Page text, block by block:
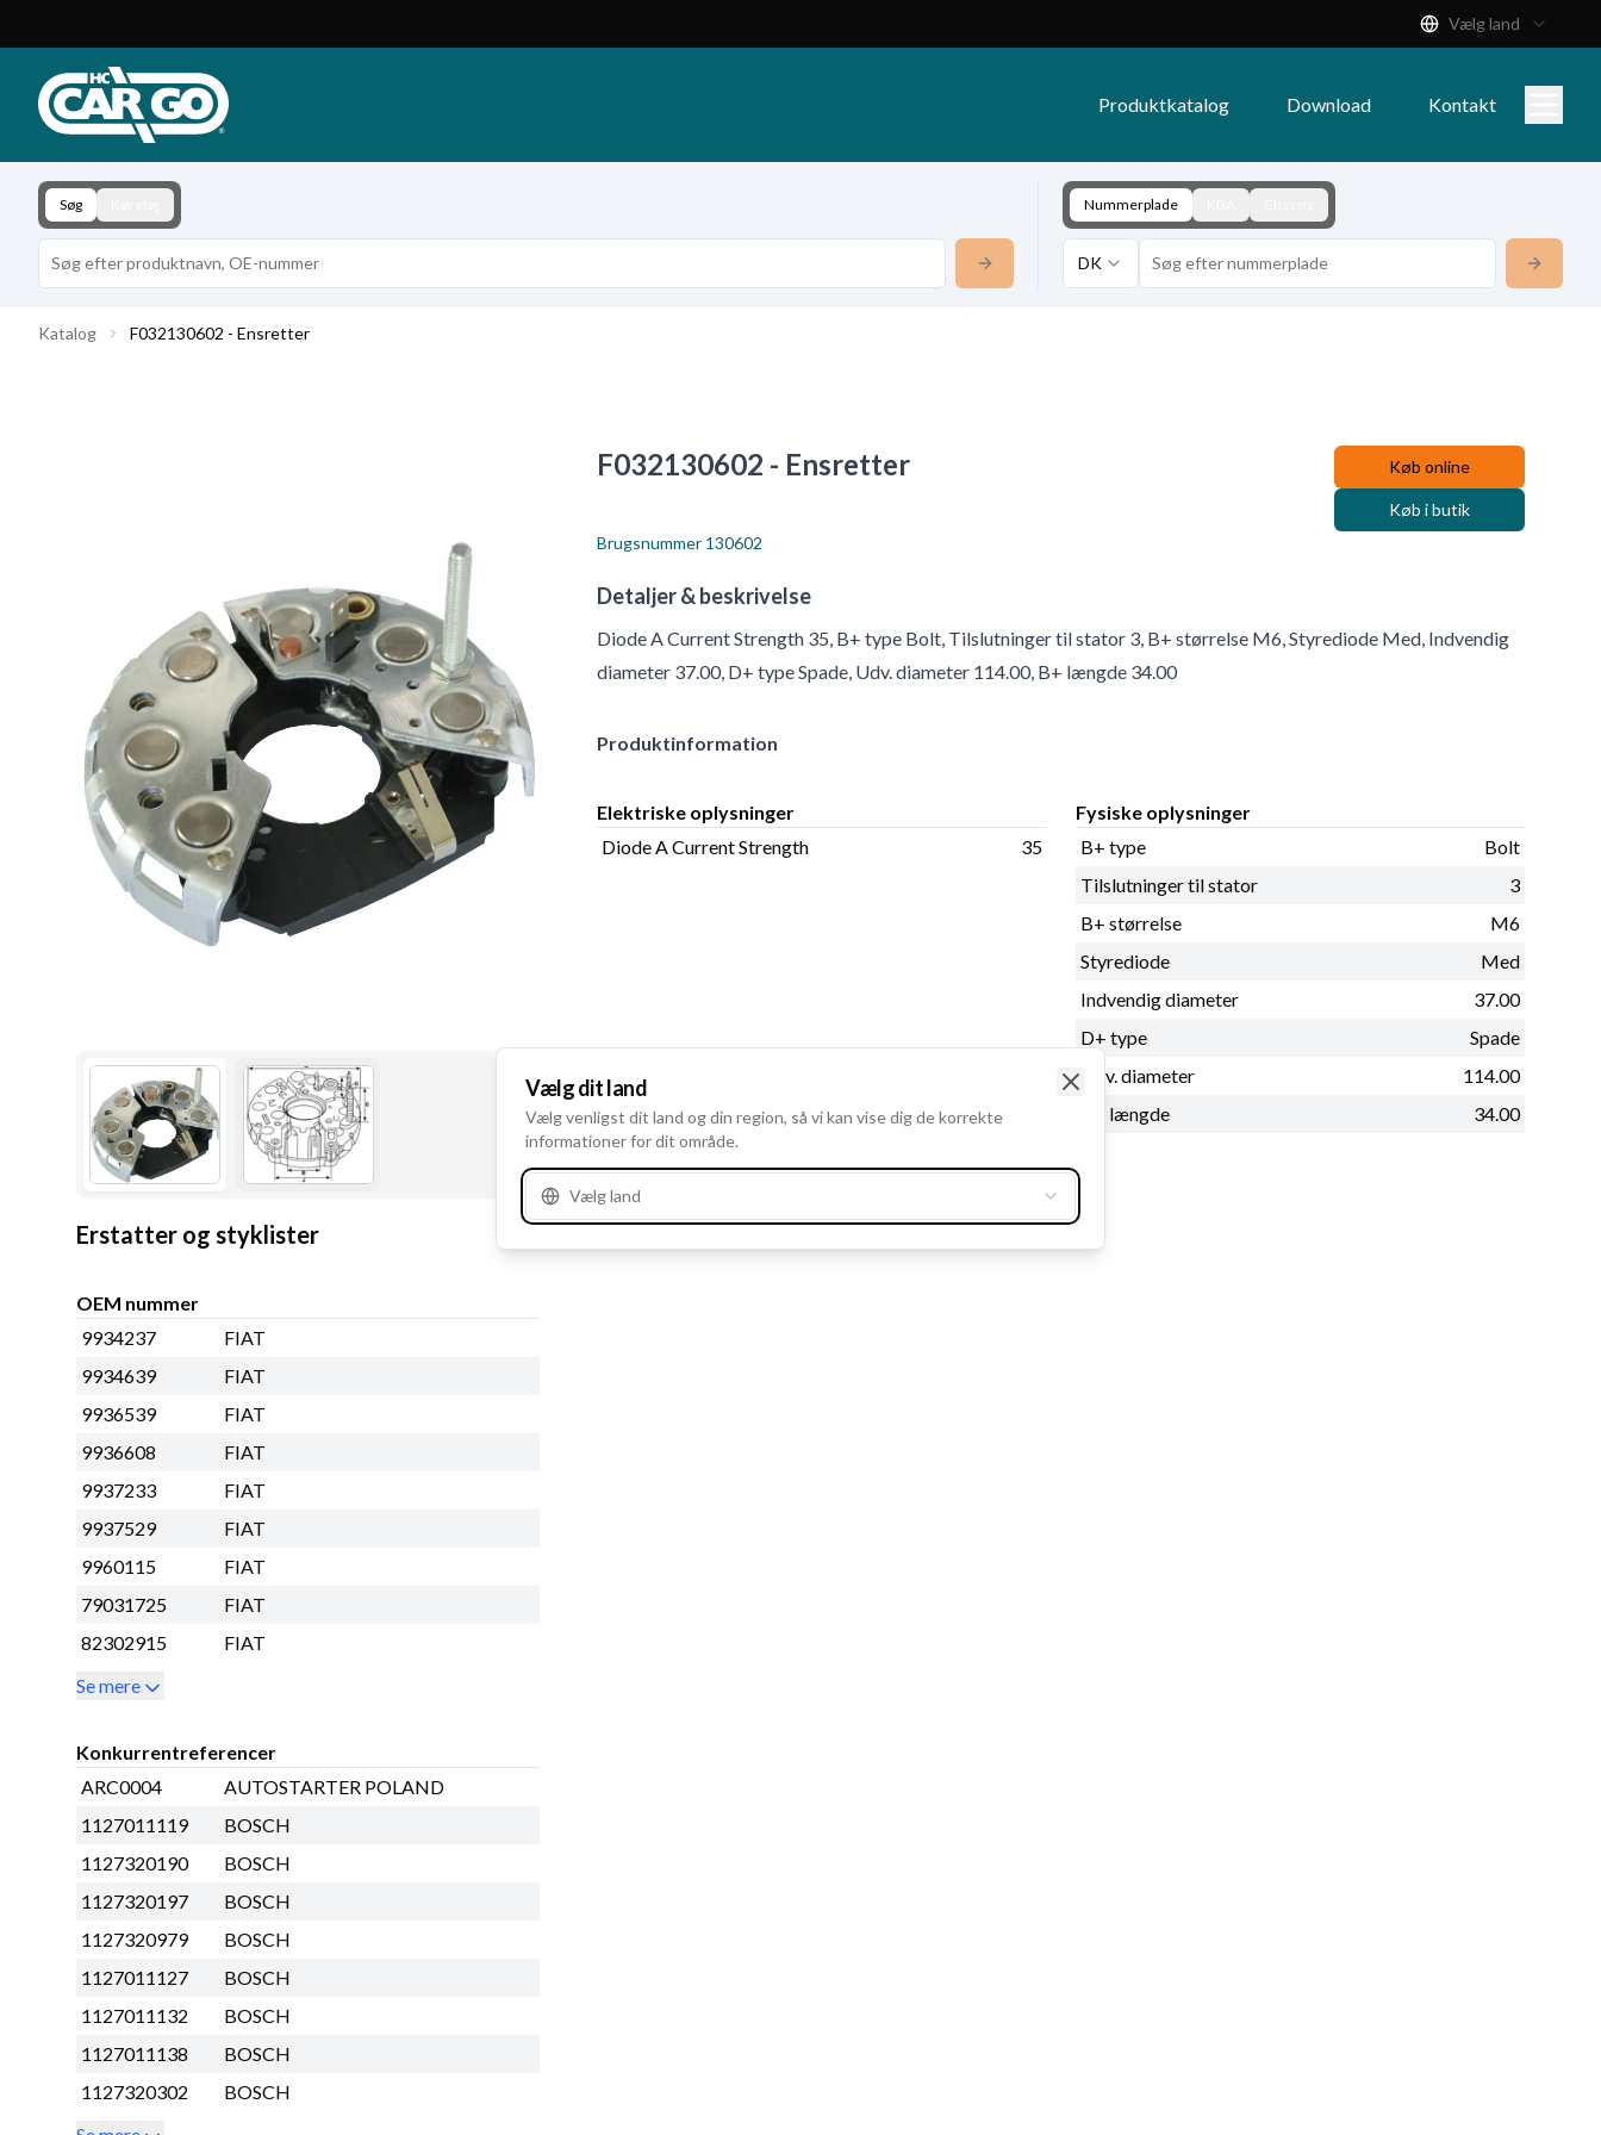
Download
Kontakt
Vælg land
Produktkatalog Download Kontakt
Søg Nummerplade
DK
Katalog F032130602 - Ensretter
Erstatter og styklister
OEM nummer
9934237
FIAT
9934639
FIAT
9936539
FIAT
9936608
FIAT
9937233
FIAT
9937529
FIAT
9960115
FIAT
79031725
FIAT
82302915
FIAT
Se mere
Konkurrentreferencer
ARC0004
AUTOSTARTER POLAND
1127011119
BOSCH
1127320190
BOSCH
1127320197
BOSCH
1127320979
BOSCH
1127011127
BOSCH
1127011132
BOSCH
1127011138
BOSCH
1127320302
BOSCH
F032130602 - Ensretter Køb online
Køb i butik
Brugsnummer 130602
Detaljer & beskrivelse
Diode A Current Strength 35, B+ type Bolt, Tilslutninger til stator 3, B+ størrelse M6, Styrediode Med, Indvendig
diameter 37.00, D+ type Spade, Udv. diameter 114.00, B+ længde 34.00
Produktinformation
Elektriske oplysninger
Diode A Current Strength
35
Fysiske oplysninger
B+ type
Bolt
Tilslutninger til stator
3
B+ størrelse
M6
Styrediode
Med
Indvendig diameter
37.00
D+ type
Spade
Udv. diameter
114.00
B+ længde
34.00
Vælg dit land
Vælg venligst dit land og din region, så vi kan vise dig de korrekte
informationer for dit område.
Vælg land
Close